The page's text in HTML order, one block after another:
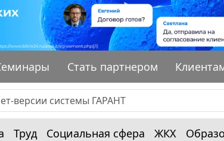
Стать партнером
Труд Социальная сфера ЖКХ